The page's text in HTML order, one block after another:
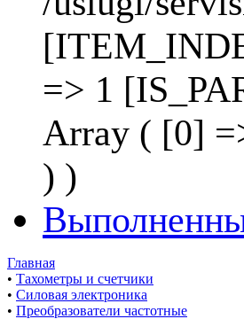
=> 1
Array ( [0]
) )
Главная
• Тахометры и счетчики
• Силовая электроника
• Преобразователи частотные